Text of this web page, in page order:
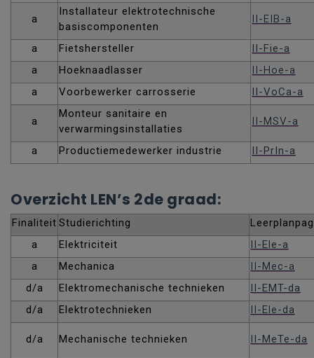
a
Installateur elektrotechnische
basiscomponenten
II-EIB-a
a Fietshersteller
II-Fie-a
a
Hoeknaadlasser
II-Hoe-a
a
Voorbewerker carrosserie II-VoCa-a
a
Monteur sanitaire en
verwarmingsinstallaties
II-MSV-a
a Productiemedewerker industrie II-PrIn-a
Overzicht LEN’s 2de graad:
Finaliteit Studierichting
a
Elektriciteit
II-Ele-a
a
Mechanica
II-Mec-a
d/a
Elektromechanische technieken
II-EMT-da
d/a
Elektrotechnieken II-Ele-da
d/a Mechanische technieken II-MeTe-da